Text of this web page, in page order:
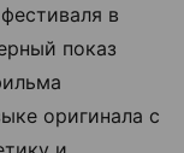
в
показ
оригинала с